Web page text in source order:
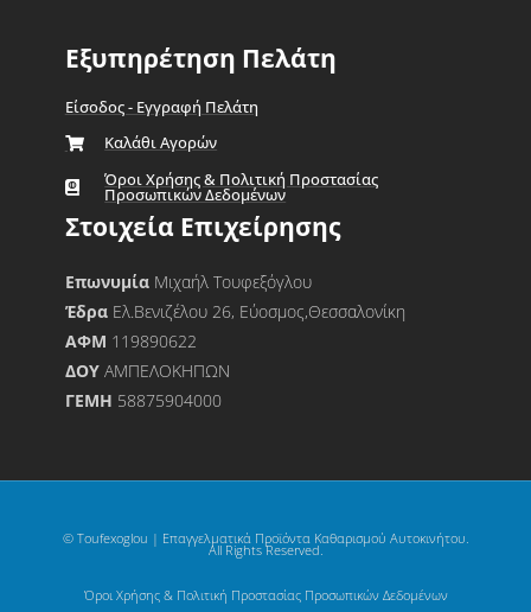
Εξυπηρέτηση Πελάτη
Είσοδος - Εγγραφή Πελάτη
Καλάθι Αγορών
Όροι Χρήσης & Πολιτική Προστασίας
Προσωπικών Δεδομένων
Στοιχεία Επιχείρησης
Επωνυμία Μιχαήλ Τουφεξόγλου
Έδρα Ελ.Βενιζέλου 26, Εύοσμος,Θεσσαλονίκη
ΑΦΜ 119890622
ΔΟΥΑΜΠΕΛΟΚΗΠΩΝ
ΓΕΜΗ 58875904000
© Toufexoglou | Επαγγελματικά Προϊόντα Καθαρισμού Αυτοκινήτου.
All Rights Reserved.
Όροι Χρήσης & Πολιτική Προστασίας Προσωπικών Δεδομένων